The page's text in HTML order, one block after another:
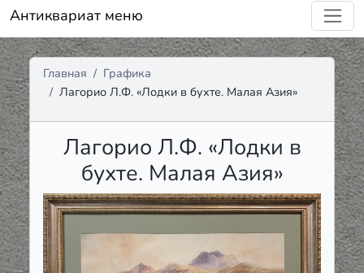
Антиквариат меню
Главная
Графика
Лагорио Л.Ф. «Лодки в бухте. Малая Азия»
Лагорио Л.Ф. «Лодки в
бухте. Малая Азия»